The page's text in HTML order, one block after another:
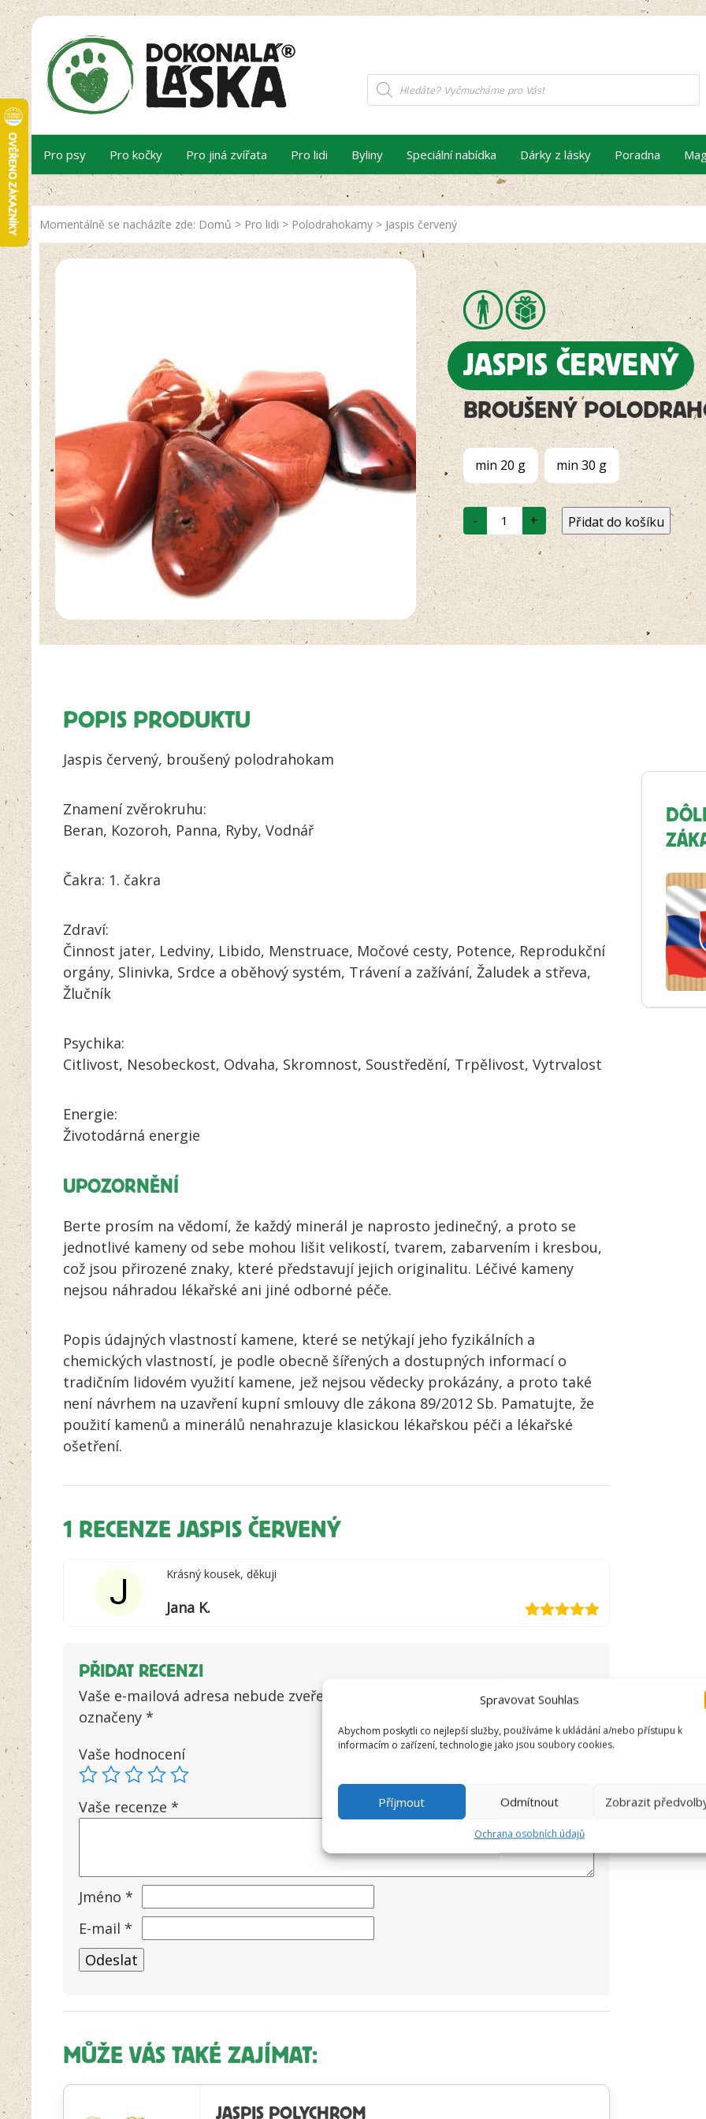
Spravovat Souhlas
Abychom poskytli co nejlepší služby, používáme k ukládání a/nebo přístupu k
informacím o zařízení, technologie jako jsou soubory cookies.
Příjmout Odmítnout Zobrazit
Ochrana osobních údajů
Products
search
Pro psy Pro kočky Pro jiná zvířata Pro lidi Byliny Speciální nabídka Dárky z lásky Poradna
Momentálně se nacházíte zde: Domů > Pro lidi > Polodrahokamy > Jaspis červený
JASPIS ČERVENÝ
BROUŠENÝ
min 20 g min 30 g
- Jaspis
červený
množství
+ Přidat do košíku
POPIS PRODUKTU
Jaspis červený, broušený polodrahokam
Znamení zvěrokruhu:
Beran, Kozoroh, Panna, Ryby, Vodnář
Čakra: 1. čakra
Zdraví:
Činnost jater, Ledviny, Libido, Menstruace, Močové cesty, Potence, Reprodukční
orgány, Slinivka, Srdce a oběhový systém, Trávení a zažívání, Žaludek a střeva,
Žlučník
Psychika:
Citlivost, Nesobeckost, Odvaha, Skromnost, Soustředění, Trpělivost, Vytrvalost
Energie:
Životodárná energie
UPOZORNĚNÍ
Berte prosím na vědomí, že každý minerál je naprosto jedinečný, a proto se
jednotlivé kameny od sebe mohou lišit velikostí, tvarem, zabarvením i kresbou,
což jsou přirozené znaky, které představují jejich originalitu. Léčivé kameny
nejsou náhradou lékařské ani jiné odborné péče.
Popis údajných vlastností kamene, které se netýkají jeho fyzikálních a
chemických vlastností, je podle obecně šířených a dostupných informací o
tradičním lidovém využití kamene, jež nejsou vědecky prokázány, a proto také
není návrhem na uzavření kupní smlouvy dle zákona 89/2012 Sb. Pamatujte, že
použití kamenů a minerálů nenahrazuje klasickou lékařskou péči a lékařské
ošetření.
1 RECENZE JASPIS ČERVENÝ
J Krásný kousek, děkuji
Jana K.
PŘIDAT RECENZI
Vaše e-mailová adresa nebude zveřejněna.
Vyžadované informace jsou
označeny *
Vaše hodnocení
Vaše recenze *
Jméno *
E-mail *
MŮŽE VÁS TAKÉ ZAJÍMAT:
JASPIS POLYCHROM